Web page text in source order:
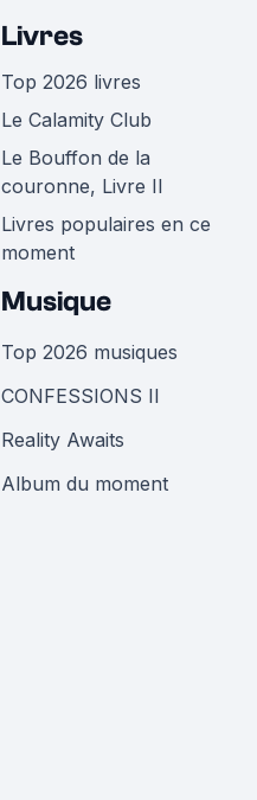
Livres
Top 2026 livres
Le Calamity Club
Le Bouffon de la
couronne, Livre II
Livres populaires en ce
moment
Musique
Top 2026 musiques
CONFESSIONS II
Reality Awaits
Album du moment